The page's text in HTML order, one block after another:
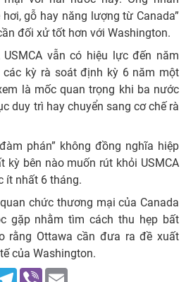
gỗ hay năng lượng từ Canada”
đối xử tốt hơn với Washington.
vẫn có hiệu lực đến năm
các kỳ rà soát định kỳ 6 năm một
là mốc quan trọng khi ba nước
duy trì hay chuyển sang cơ chế rà
phán” không đồng nghĩa hiệp
kỳ bên nào muốn rút khỏi USMCA
ít nhất 6 tháng.
chức thương mại của Canada
gặp nhằm tìm cách thu hẹp bất
rằng Ottawa cần đưa ra đề xuất
của Washington.
Telegram
Viber